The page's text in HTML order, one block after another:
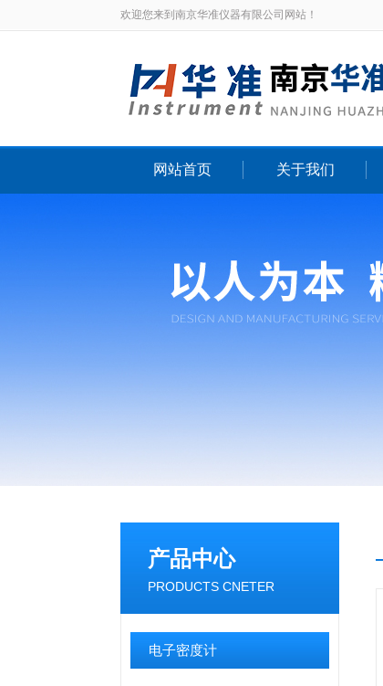
欢迎您来到南京华准仪器有限公司网站！
网站首页 关于我们
产品中心
PRODUCTS CNETER
电子密度计